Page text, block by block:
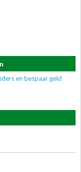
en bespaar geld